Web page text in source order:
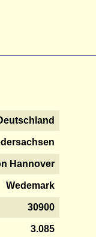
Hannover
Wedemark
30900
3.085